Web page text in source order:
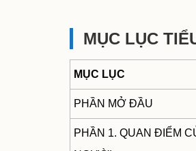
MỤC LỤC
MỤC LỤC
PHẦN MỞ ĐẦU
PHẦN 1. QUAN ĐIỂM